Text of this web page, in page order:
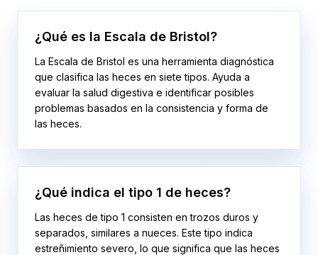
¿Qué es la Escala de Bristol?
La Escala de Bristol es una herramienta diagnóstica
que clasifica las heces en siete tipos. Ayuda a
evaluar la salud digestiva e identificar posibles
problemas basados en la consistencia y forma de
las heces.
¿Qué indica el tipo 1 de heces?
Las heces de tipo 1 consisten en trozos duros y
separados, similares a nueces. Este tipo indica
estreñimiento severo, lo que significa que las heces